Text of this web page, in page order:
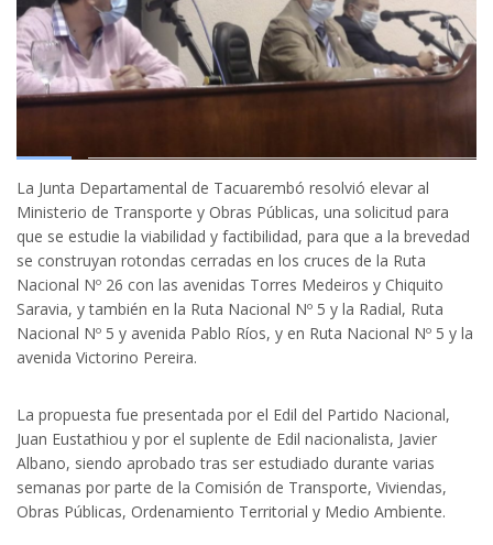
La Junta Departamental de Tacuarembó resolvió elevar al
Ministerio de Transporte y Obras Públicas, una solicitud para
que se estudie la viabilidad y factibilidad, para que a la brevedad
se construyan rotondas cerradas en los cruces de la Ruta
Nacional Nº 26 con las avenidas Torres Medeiros y Chiquito
Saravia, y también en la Ruta Nacional Nº 5 y la Radial, Ruta
Nacional Nº 5 y avenida Pablo Ríos, y en Ruta Nacional Nº 5 y la
avenida Victorino Pereira.
La propuesta fue presentada por el Edil del Partido Nacional,
Juan Eustathiou y por el suplente de Edil nacionalista, Javier
Albano, siendo aprobado tras ser estudiado durante varias
semanas por parte de la Comisión de Transporte, Viviendas,
Obras Públicas, Ordenamiento Territorial y Medio Ambiente.